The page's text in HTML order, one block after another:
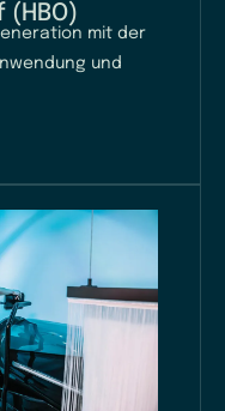
mit der
und